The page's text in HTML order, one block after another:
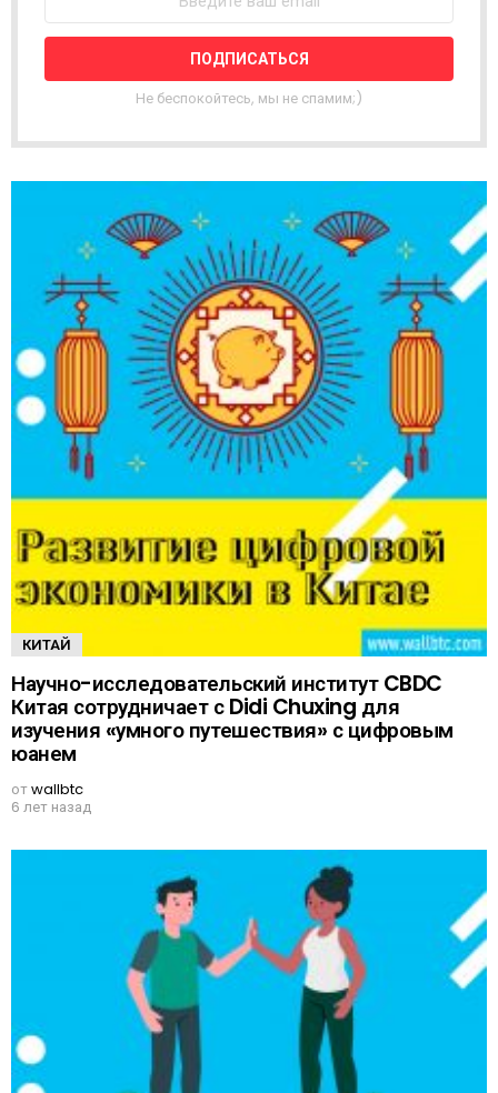
С
Т
Н
Р
С
К
А
Не беспокойтесь, мы не спамим;)
КИТАЙ
Научно-исследовательский институт CBDC
Китая сотрудничает с Didi Chuxing для
изучения «умного путешествия» с цифровым
юанем
отwallbtc
6 лет назад